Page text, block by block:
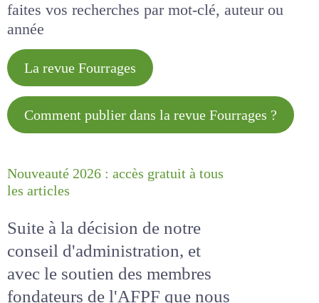
faites vos recherches par mot-clé, auteur ou
année
La revue Fourrages
Comment publier dans la revue
Nouveauté 2026 : accès gratuit à
Suite à la décision de notre
conseil d'administration, et
avec le soutien des membres